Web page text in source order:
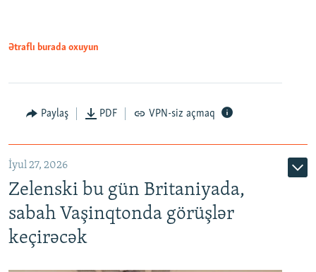
Ətraflı burada oxuyun
Paylaş PDF VPN-siz açmaq
İyul 27, 2026
Zelenski bu gün Britaniyada,
sabah Vaşinqtonda görüşlər
keçirəcək